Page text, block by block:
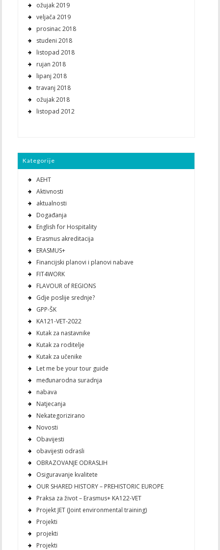
ožujak 2019
veljača 2019
prosinac 2018
studeni 2018
listopad 2018
rujan 2018
lipanj 2018
travanj 2018
ožujak 2018
listopad 2012
Kategorije
AEHT
Aktivnosti
aktualnosti
Događanja
English for Hospitality
Erasmus akreditacija
ERASMUS+
Financijski planovi i planovi nabave
FIT4WORK
FLAVOUR of REGIONS
Gdje poslije srednje?
GPP-ŠK
KA121-VET-2022
Kutak za nastavnike
Kutak za roditelje
Kutak za učenike
Let me be your tour guide
međunarodna suradnja
nabava
Natjecanja
Nekategorizirano
Novosti
Obavijesti
obavijesti odrasli
OBRAZOVANJE ODRASLIH
Osiguravanje kvalitete
OUR SHARED HISTORY – PREHISTORIC EUROPE
Praksa za život – Erasmus+ KA122-VET
Projekt JET (Joint environmental training)
Projekti
projekti
Projekti